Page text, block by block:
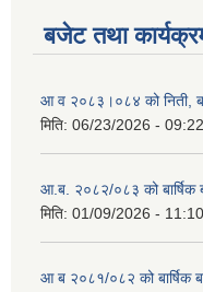
बजेट तथा
आ व २०८३।०८४ को निती,
मिति: 06/23/2026 - 09:22
आ.ब. २०८२/०८३ को
मिति: 01/09/2026 - 11:10
आ ब २०८१/०८२ को बार्षिक